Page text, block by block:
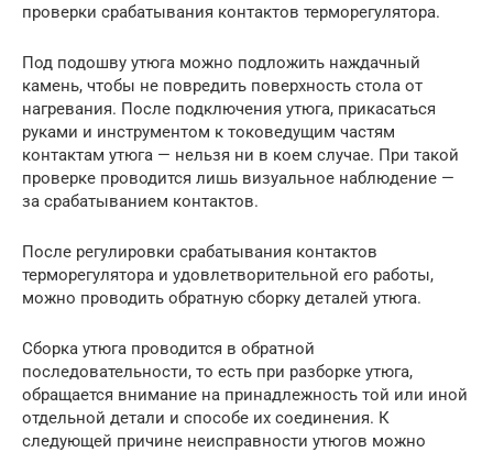
проверки срабатывания контактов терморегулятора.
Под подошву утюга можно подложить наждачный
камень, чтобы не повредить поверхность стола от
нагревания. После подключения утюга, прикасаться
руками и инструментом к токоведущим частям
контактам утюга — нельзя ни в коем случае. При такой
проверке проводится лишь визуальное наблюдение —
за срабатыванием контактов.
После регулировки срабатывания контактов
терморегулятора и удовлетворительной его работы,
можно проводить обратную сборку деталей утюга.
Сборка утюга проводится в обратной
последовательности, то есть при разборке утюга,
обращается внимание на принадлежность той или иной
отдельной детали и способе их соединения. К
следующей причине неисправности утюгов можно